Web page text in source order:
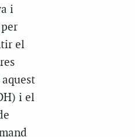
i
el
i el